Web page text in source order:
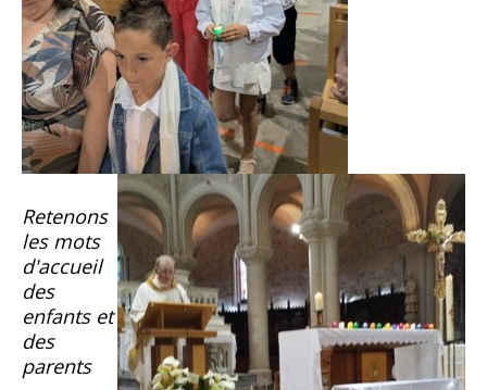
Retenons
les mots
d'accueil
des
enfants et
des
parents